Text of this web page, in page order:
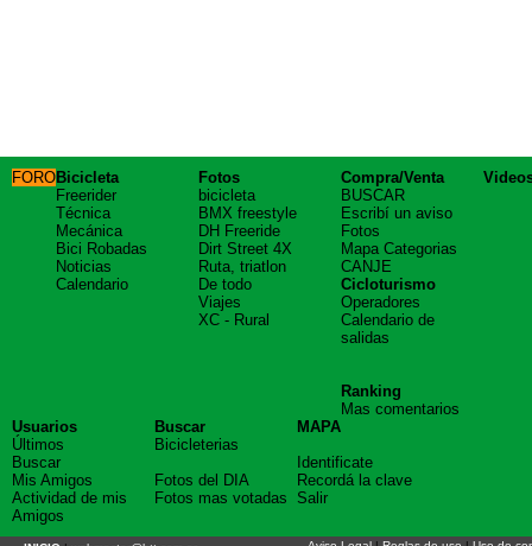
FOROBicicleta
Freerider
Técnica
Mecánica
Bici Robadas
Noticias
Calendario
Fotos
bicicleta
BMX freestyle
DH Freeride
Dirt Street 4X
Ruta, triatlon
De todo
Viajes
XC - Rural
Compra/Venta
BUSCAR
Escribí un aviso
Fotos
Mapa Categorias
CANJE
Cicloturismo
Operadores
Calendario de
salidas
Ranking
Mas comentarios
Usuarios
Últimos
Buscar
Mis Amigos
Actividad de mis
Amigos
Buscar
Bicicleterias
Fotos del DIA
Fotos mas votadas
MAPA
Identificate
Recordá la clave
Salir